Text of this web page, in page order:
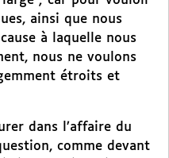
ainsi que nous
à laquelle nous
nous ne voulons
étroits et
dans l’affaire du
comme devant